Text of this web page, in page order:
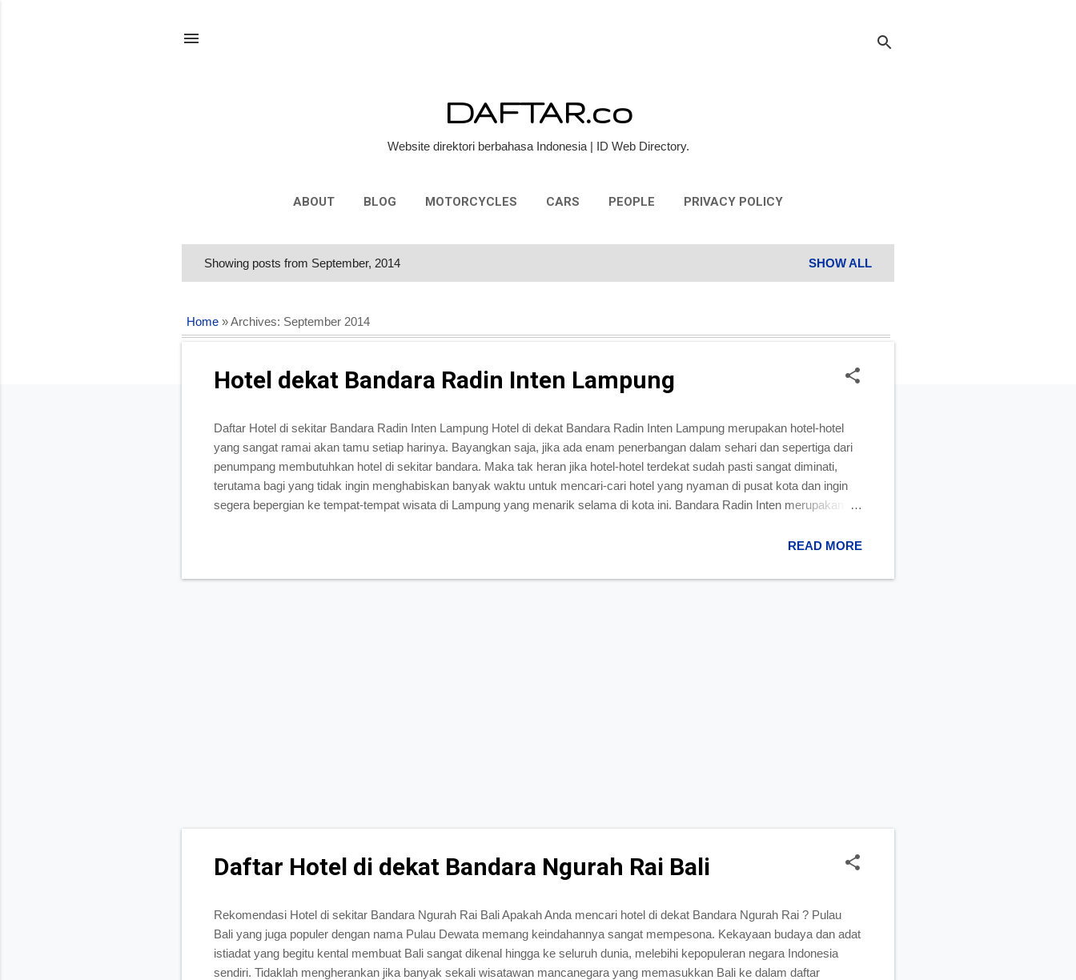
DAFTAR.co
Website direktori berbahasa Indonesia | ID Web Directory.
ABOUT BLOG MOTORCYCLES CARS PEOPLE PRIVACY POLICY
t
Showing posts from September, 2014 SHOW ALL
Home » Archives: September 2014
Hotel dekat Bandara Radin Inten Lampung
Daftar Hotel di sekitar Bandara Radin Inten Lampung Hotel di dekat Bandara Radin Inten Lampung merupakan hotel-hotel
yang sangat ramai akan tamu setiap harinya. Bayangkan saja, jika ada enam penerbangan dalam sehari dan sepertiga dari
penumpang membutuhkan hotel di sekitar bandara. Maka tak heran jika hotel-hotel terdekat sudah pasti sangat diminati,
terutama bagi yang tidak ingin menghabiskan banyak waktu untuk mencari-cari hotel yang nyaman di pusat kota dan ingin
segera bepergian ke tempat-tempat wisata di Lampung yang menarik selama di kota ini. Bandara Radin Inten merupakan
sibuknya pengunjung yang datang dan pergi menggunakan pesawat. Ada beberapa daftar hotel di Lampung dekat Bandara
memang salah satu dari jaringan hotel Sheraton yang ters...
READ MORE
Daftar Hotel di dekat Bandara Ngurah Rai Bali
Rekomendasi Hotel di sekitar Bandara Ngurah Rai Bali Apakah Anda mencari hotel di dekat Bandara Ngurah Rai ? Pulau
Bali yang juga populer dengan nama Pulau Dewata memang keindahannya sangat mempesona. Kekayaan budaya dan adat
istiadat yang begitu kental membuat Bali sangat dikenal hingga ke seluruh dunia, melebihi kepopuleran negara Indonesia
sendiri. Tidaklah mengherankan jika banyak sekali wisatawan mancanegara yang memasukkan Bali ke dalam daftar